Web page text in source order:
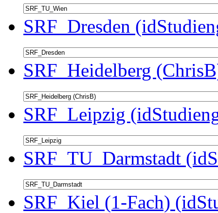
SRF_Dresden
SRF_Heidelberg
SRF_Leipzig
SRF_TU_Darmstadt
SRF_Kiel (1-Fach)